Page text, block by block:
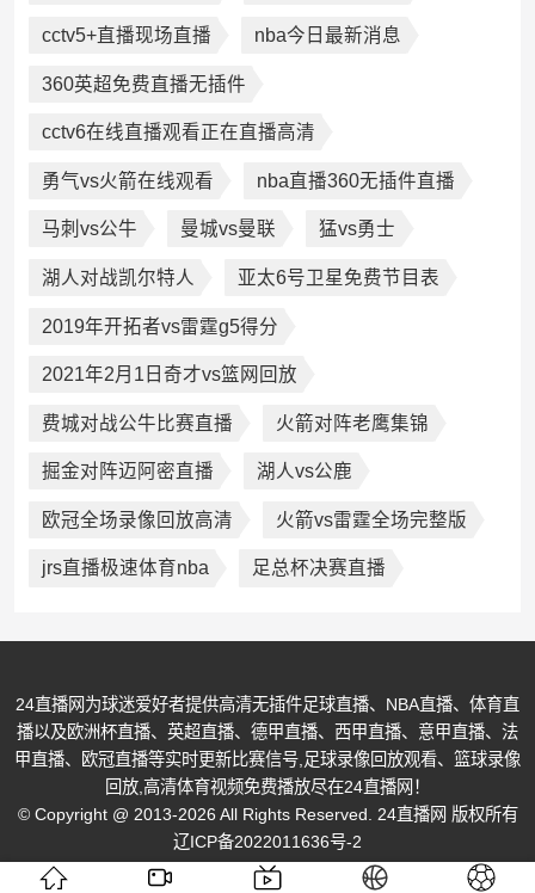
cctv5+直播现场直播 nba今日最新消息
360英超免费直播无插件
cctv6在线直播观看正在直播高清
勇气vs火箭在线观看 nba直播360无插件直播
马刺vs公牛 曼城vs曼联 猛vs勇士
湖人对战凯尔特人 亚太6号卫星免费节目表
2019年开拓者vs雷霆g5得分
2021年2月1日奇才vs篮网回放
费城对战公牛比赛直播 火箭对阵老鹰集锦
掘金对阵迈阿密直播 湖人vs公鹿
欧冠全场录像回放高清 火箭vs雷霆全场完整版
jrs直播极速体育nba 足总杯决赛直播
24直播网为球迷爱好者提供高清无插件足球直播、NBA直播、体育直
播以及欧洲杯直播、英超直播、德甲直播、西甲直播、意甲直播、法
甲直播、欧冠直播等实时更新比赛信号,足球录像回放观看、篮球录像
回放,高清体育视频免费播放尽在24直播网！
© Copyright @ 2013-2026 All Rights Reserved. 24直播网 版权所有
辽ICP备2022011636号-2